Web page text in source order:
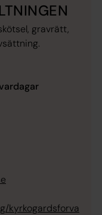
gravrätt,
kyrkogardsforva